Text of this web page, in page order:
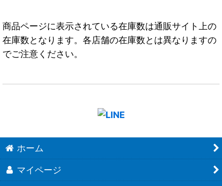
商品ページに表示されている在庫数は通販サイト上の
在庫数となります。各店舗の在庫数とは異なりますの
でご注意ください。
ホーム
マイページ